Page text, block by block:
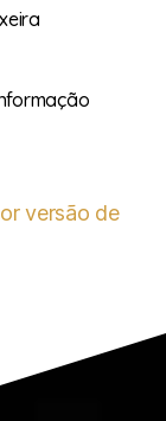
versão de